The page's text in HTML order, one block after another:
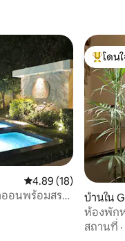
คะแนนเฉลี่ย 4.89 จาก
4.89 (18)
อนพร้อมสระ
โดนใจ
โดน
บ้านใน
ห้องพักห
อ่างอาบ
สถานที่ ·